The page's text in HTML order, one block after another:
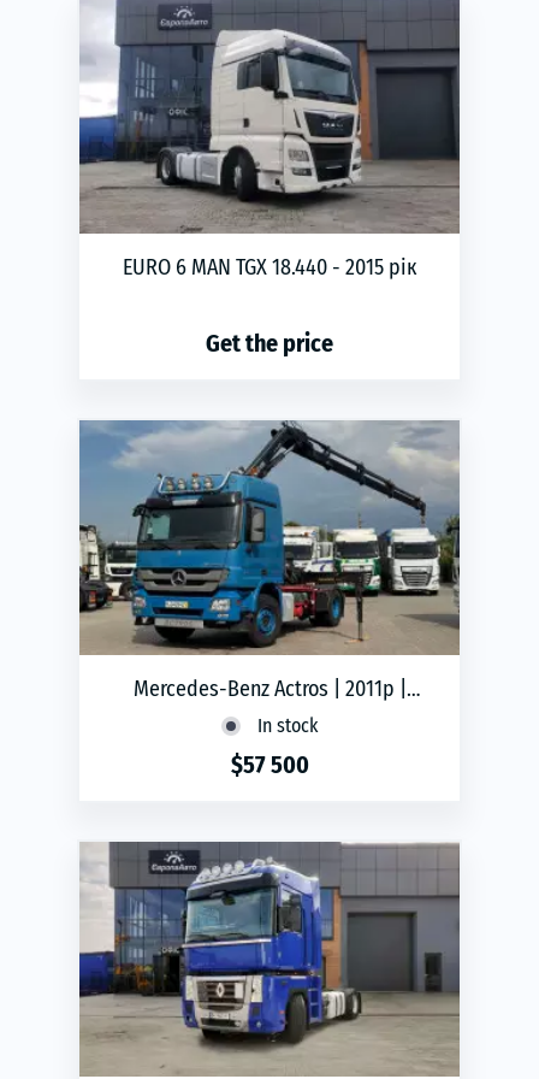
EURO 6 MAN TGX 18.440 - 2015 рік
Get the price
Year of production:
2015
Пробіг:852
Transmission:
automatic
Mercedes-Benz Actros | 2011р |
Сідельний тягач з краном
маніпулятором
In stock
$57 500